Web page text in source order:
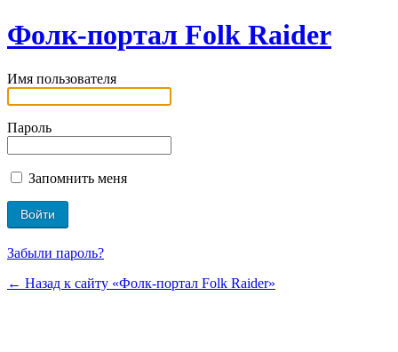
Фолк-портал Folk Raider
Имя пользователя
Пароль
Запомнить меня
Забыли пароль?
← Назад к сайту «Фолк-портал Folk Raider»